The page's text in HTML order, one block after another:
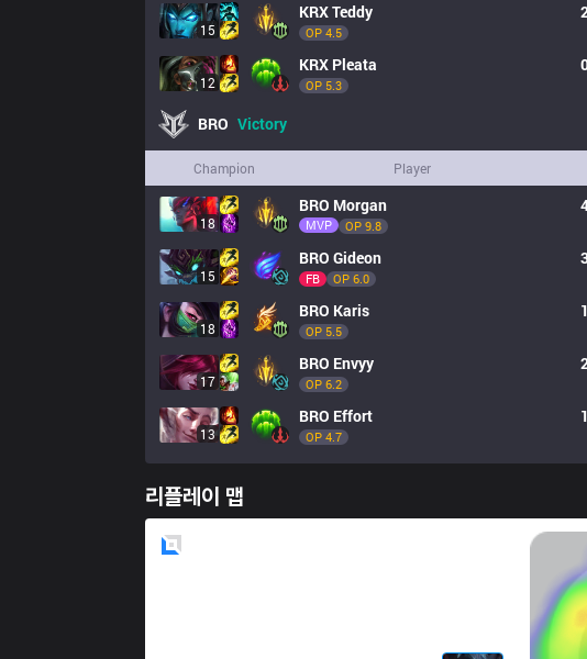
15
KRXTeddy
OP 4.5
12
KRX Pleata
OP 5.3
BRO Victory
Champion Player
18
BRO Morgan
MVP OP 9.8
15
BRO Gideon
FB OP 6.0
18
BRO Karis
OP 5.5
17
BRO Envyy
OP 6.2
13
BRO Effort
OP 4.7
리플레이 맵